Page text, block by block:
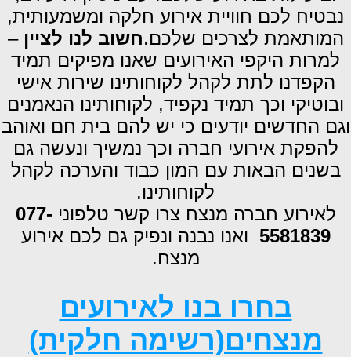
נבטיח לכם חוויית אירוע חלקה ומשמעותית,
המותאמת לצרכים שלכם.חשוב לנו לציין –
למרות היקפי האירועים שאנו מפיקים תמיד
הקפדנו לתת לקהל לקוחותינו שירות אישי
ובוטיקי וכך תמיד נקפיד, לקוחותינו הנאמנים
וגם החדשים יודעים כי יש להם בית חם ואוהב
להפקת אירועי חברה וכך נמשיך ונעשה גם
בשנים הבאות עם המון כבוד והערכה לקהל
לקוחותינו.
לאירוע חברה מנצח צרו קשר טלפוני 077-
5581839 ואנו נבנה ונפיק גם לכם אירוע
מנצח.
בחרו בנו לאירועים
מנצחים(רשימה חלקית)